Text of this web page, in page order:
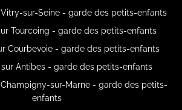
sur-Seine - garde des petits-enfants
Tourcoing - garde des petits-enfants
Courbevoie - garde des petits-enfants
sur Antibes - garde des petits-enfants
sur-Marne - garde des petits-
enfants